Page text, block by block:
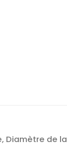
Diamètre de la